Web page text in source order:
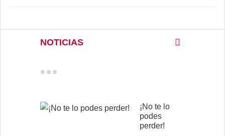
NOTICIAS
¡No te lo
podes
perder!